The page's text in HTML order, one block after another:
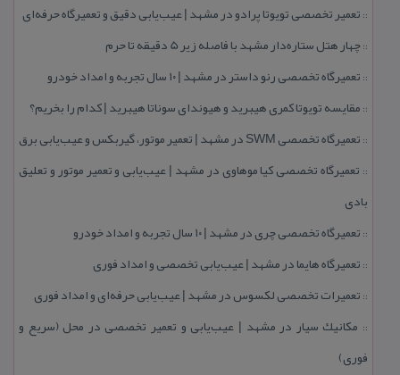
:: تعمیر تخصصی تویوتا پرادو در مشهد | عیب‌یابی دقیق و تعمیرگاه حرفه‌ای
::چهار هتل‌ ستاره‌دار مشهد با فاصله زیر 5 دقیقه تا حرم
:: تعمیرگاه تخصصی رنو داستر در مشهد | ۱۰ سال تجربه و امداد خودرو
:: مقایسه تویوتا كمری هیبرید و هیوندای سوناتا هیبرید | كدام را بخریم؟
:: تعمیرگاه تخصصی SWM در مشهد | تعمیر موتور، گیربكس و عیب‌یابی برق
:: تعمیرگاه تخصصی كیا موهاوی در مشهد | عیب‌یابی و تعمیر موتور و تعلیق
بادی
:: تعمیرگاه تخصصی چری در مشهد | ۱۰ سال تجربه و امداد خودرو
:: تعمیرگاه هایما در مشهد | عیب‌یابی تخصصی و امداد فوری
:: تعمیرات تخصصی لكسوس در مشهد | عیب‌یابی حرفه‌ای و امداد فوری
:: مكانیك سیار در مشهد | عیب‌یابی و تعمیر تخصصی در محل (سریع و
فوری)